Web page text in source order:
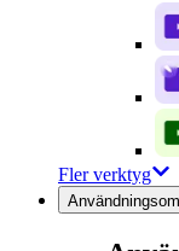
Fler verktyg